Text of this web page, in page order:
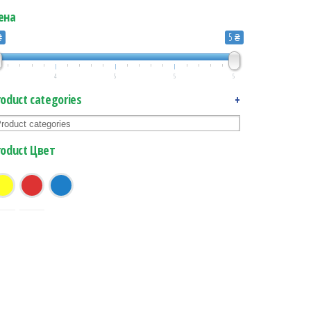
5 ₴
4 5 5 5
categories +
Цвет